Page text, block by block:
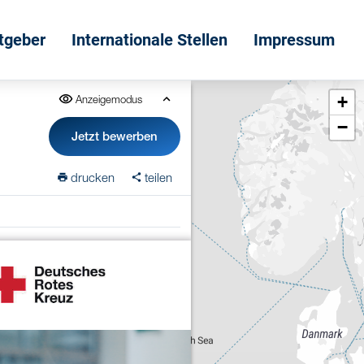
Internationale Stellen Impressum
Anzeigemodus
Jetzt bewerben
drucken teilen
+
−